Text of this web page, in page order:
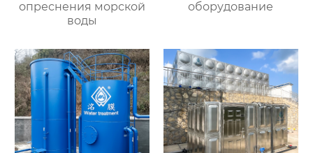
опреснения морской
воды
оборудование